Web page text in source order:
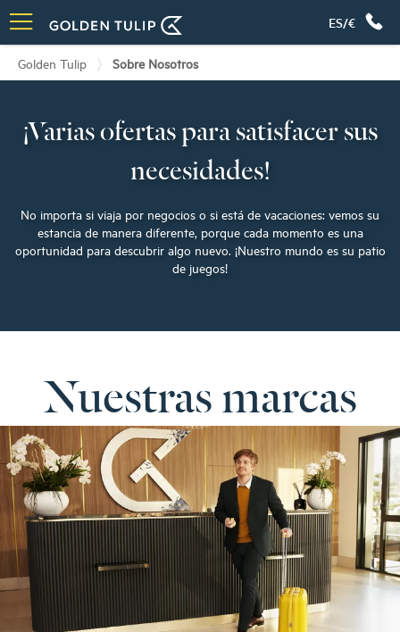
ES/€
Golden Tulip Sobre Nosotros
¡Varias ofertas para satisfacer sus
necesidades!
No importa si viaja por negocios o si está de vacaciones: vemos su
estancia de manera diferente, porque cada momento es una
oportunidad para descubrir algo nuevo. ¡Nuestro mundo es su patio
de juegos!
Nuestras marcas